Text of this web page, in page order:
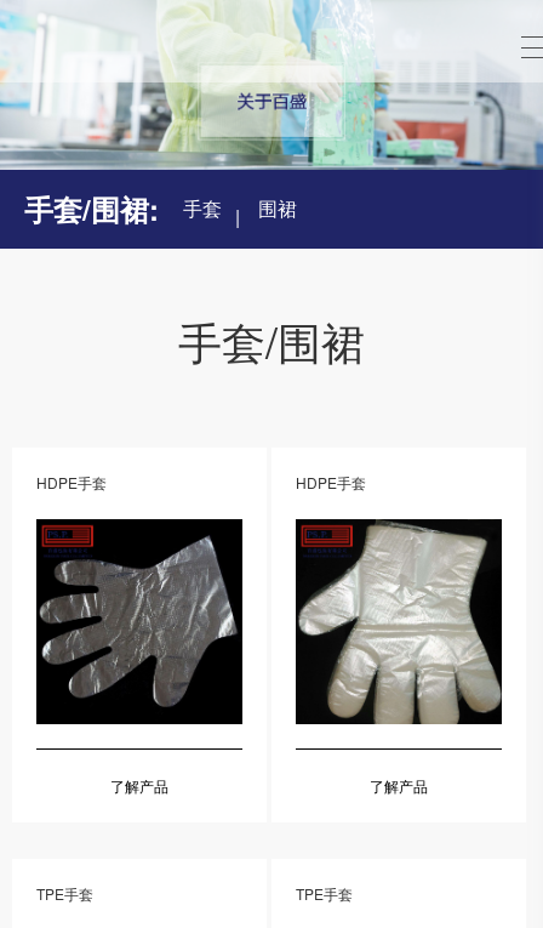
手套/围裙: 手套 围裙
手套/围裙
HDPE手套
了解产品
HDPE手套
了解产品
TPE手套 TPE手套